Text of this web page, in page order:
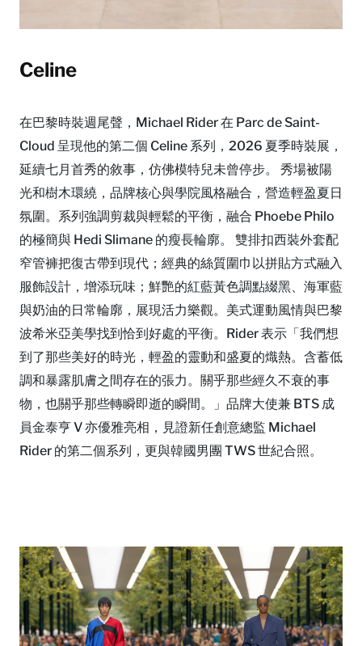
Celine
在巴黎時裝週尾聲，Michael Rider 在 Parc de Saint-
Cloud 呈現他的第二個 Celine 系列，2026 夏季時裝展，
延續七月首秀的敘事，仿佛模特兒未曾停步。 秀場被陽
光和樹木環繞，品牌核心與學院風格融合，營造輕盈夏日
氛圍。系列強調剪裁與輕鬆的平衡，融合 Phoebe Philo
的極簡與 Hedi Slimane 的瘦長輪廓。 雙排扣西裝外套配
窄管褲把復古帶到現代；經典的絲質圍巾以拼貼方式融入
服飾設計，增添玩味；鮮艷的紅藍黃色調點綴黑、海軍藍
與奶油的日常輪廓，展現活力樂觀。美式運動風情與巴黎
波希米亞美學找到恰到好處的平衡。Rider 表示「我們想
到了那些美好的時光，輕盈的靈動和盛夏的熾熱。含蓄低
調和暴露肌膚之間存在的張力。關乎那些經久不衰的事
物，也關乎那些轉瞬即逝的瞬間。」品牌大使兼 BTS 成
員金泰亨 V 亦優雅亮相，見證新任創意總監 Michael
Rider 的第二個系列，更與韓國男團 TWS 世紀合照。